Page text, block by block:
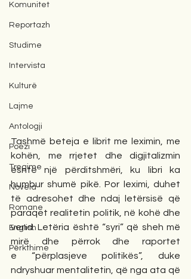
Komunitet
Reportazh
Studime
Intervista
Kulturë
Lajme
Antologji
Poezi
Tregime
Novela
Romane
English
Përkthime
Tashmë beteja e librit me leximin, me
kohën, me rrjetet dhe digjitalizmin
është një përditshmëri, ku libri ka
humbur shumë pikë. Por leximi, duhet
të adresohet dhe ndaj letërsisë që
paraqet realitetin politik, në kohë dhe
vend. Letëria është “syri” që sheh më
mirë dhe përrok dhe raportet
e
“përplasjeve politikës”, duke
ndryshuar mentalitetin, që nga ata që